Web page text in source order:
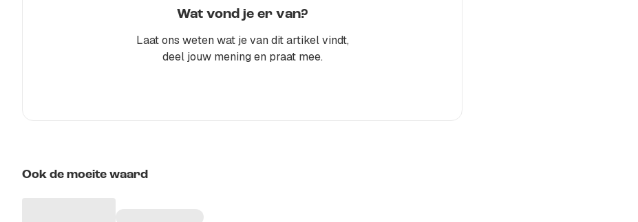
Wat vond je er van?
Laat ons weten wat je van dit artikel vindt,
deel jouw mening en praat mee.
Ook de moeite waard